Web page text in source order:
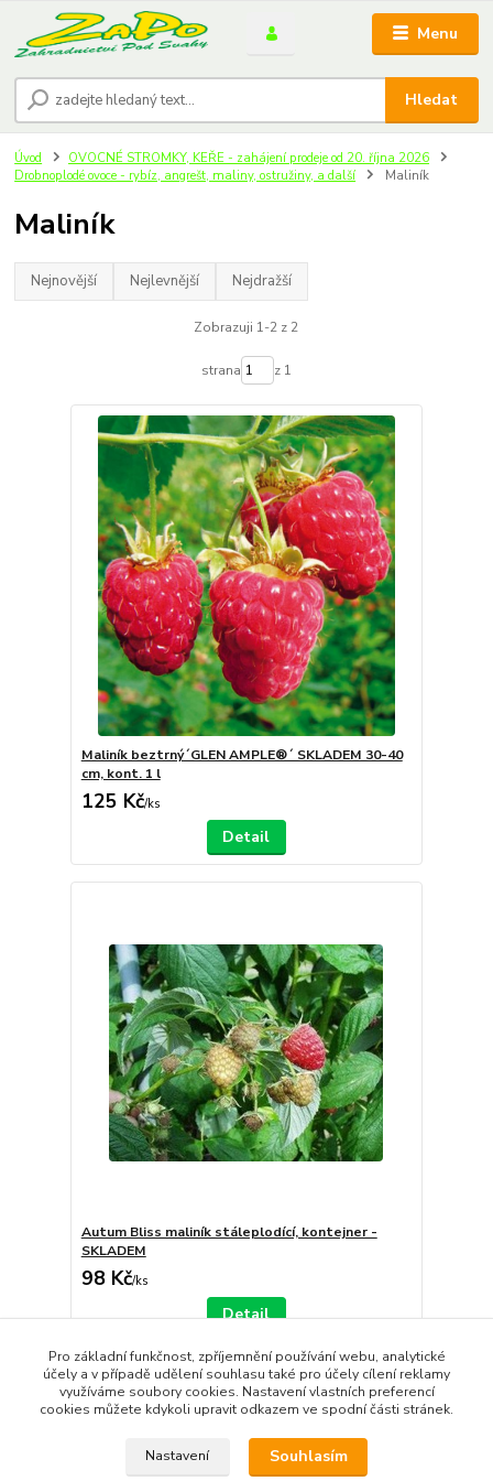
Menu
Hledat
Úvod
OVOCNÉ STROMKY, KEŘE - zahájení prodeje od 20. října 2026
Drobnoplodé ovoce - rybíz, angrešt, maliny, ostružiny, a další
Maliník
Maliník
Nejnovější Nejlevnější Nejdražší
Zobrazuji 1-2 z 2
strana z 1
Maliník beztrný´GLEN AMPLE®´ SKLADEM 30-40
cm, kont. 1 l
125 Kč/ks
Detail
Autum Bliss maliník stáleplodící, kontejner -
SKLADEM
98 Kč/ks
Detail
strana z 1
Pro základní funkčnost, zpříjemnění používání webu, analytické
účely a v případě udělení souhlasu také pro účely cílení reklamy
využíváme soubory cookies. Nastavení vlastních preferencí
cookies můžete kdykoli upravit odkazem ve spodní části stránek.
Nastavení Souhlasím